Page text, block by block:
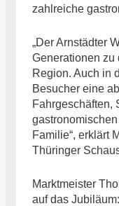
zahlreiche
„Der Arnstädter
Generationen zu
Region. Auch in
Besucher eine
Fahrgeschäften,
Familie“, erklärt
Thüringer
Marktmeister
auf das